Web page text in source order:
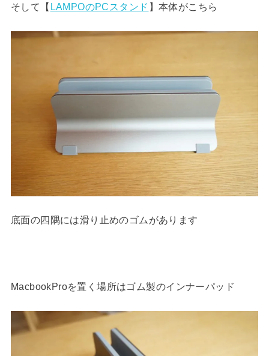
そして【 LAMPOのPCスタンド 】本体がこちら
底面の四隅には滑り止めのゴムがあります
MacbookProを置く場所はゴム製のインナーパッド